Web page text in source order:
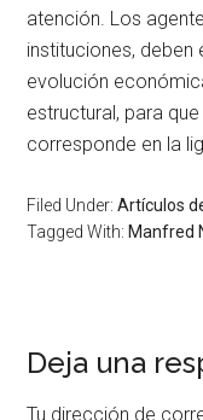
atención. Los
instituciones,
evolución
estructural, para
corresponde en la
Filed Under:Artículos
Tagged With: Manfred
Deja una
Tu dirección de